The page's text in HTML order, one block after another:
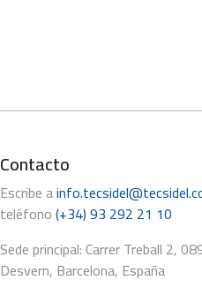
Contacto
Escribe a
teléfono(+34) 93 292 21 10
Sede principal: Carrer Treball 2,
Desvern, Barcelona, España